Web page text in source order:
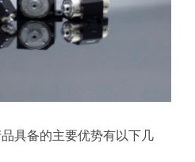
具备的主要优势有以下几